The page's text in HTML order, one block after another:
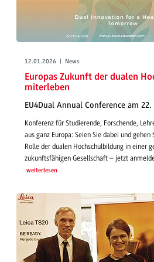
12.01.2026 | News
Europas Zukunft der dualen
miterleben
EU4Dual Annual Conference am
Konferenz für Studierende, Forschende,
aus ganz Europa: Seien Sie dabei und
Rolle der dualen Hochschulbildung in einer
zukunftsfähigen Gesellschaft – jetzt
weiterlesen